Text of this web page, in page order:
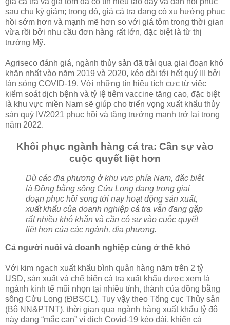
sau chu kỳ giảm; trong đó, giá cá tra đang có xu hướng phục
hồi sớm hơn và mạnh mẽ hơn so với giá tôm trong thời gian
vừa rồi bởi nhu cầu đơn hàng rất lớn, đặc biệt là từ thị
trường Mỹ.
Agriseco đánh giá, ngành thủy sản đã trải qua giai đoạn khó
khăn nhất vào năm 2019 và 2020, kéo dài tới hết quý III bởi
làn sóng COVID-19. Với những tín hiệu tích cực từ việc
kiểm soát dịch bệnh và tỷ lệ tiêm vaccine tăng cao, đặc biệt
là khu vực miền Nam sẽ giúp cho triển vọng xuất khẩu thủy
sản quý IV/2021 phục hồi và tăng trưởng mạnh trở lại trong
năm 2022.
Khôi phục ngành hàng cá tra: Cần sự vào
cuộc quyết liệt hơn
Dù các địa phương ở khu vực phía Nam, đặc biệt
là Đồng bằng sông Cửu Long đang trong giai
đoạn phục hồi song tới nay hoạt động sản xuất,
xuất khẩu của doanh nghiệp cá tra vẫn đang gặp
rất nhiều khó khăn và cần có sự vào cuộc quyết
liệt hơn của các ngành, địa phương.
Cả người nuôi và doanh nghiệp cùng ở thế khó
Với kim ngạch xuất khẩu bình quân hàng năm trên 2 tỷ
USD, sản xuất và chế biến cá tra xuất khẩu được xem là
ngành kinh tế mũi nhọn tại nhiều tỉnh, thành của đồng bằng
sông Cửu Long (ĐBSCL). Tuy vậy theo Tổng cục Thủy sản
(Bộ NN&PTNT), thời gian qua ngành hàng xuất khẩu tỷ đô
này đang “mắc cạn” vì dịch Covid-19 kéo dài, khiến cả